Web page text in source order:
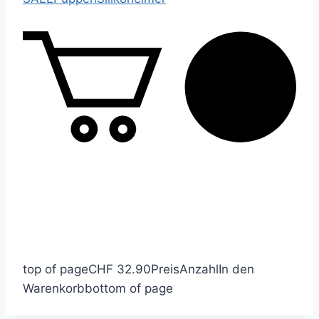
top of pageCHF 32.90PreisAnzahlIn den
Warenkorbbottom of page